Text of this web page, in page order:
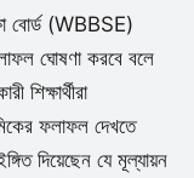
বোর্ড (WBBSE)
ঘোষণা করবে বলে
শিক্ষার্থীরা
ফলাফল দেখতে
দিয়েছেন যে মূল্যায়ন